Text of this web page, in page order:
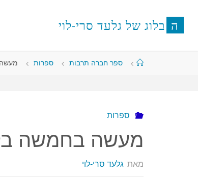
ה בלוג של גלעד סרי-לוי
עמודספר חברה תרבות ספרות
ספרות
מעשה בחמשה
מאת גלעד סרי-לוי